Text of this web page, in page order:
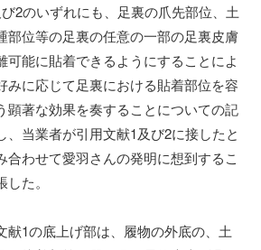
2のいずれにも、足裏の爪先部位、土
部位等の足裏の任意の一部の足裏皮膚
可能に貼着できるようにすることによ
みに応じて足裏における貼着部位を容
顕著な効果を奏することについての記
、当業者が引用文献1及び2に接したと
合わせて愛羽さんの発明に想到するこ
た。
1の底上げ部は、履物の外底の、土